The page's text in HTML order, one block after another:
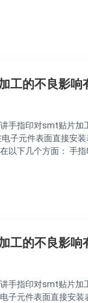
工的不良影响
手指印对smt贴片
子元件表面直接安
以下几个方面： 手
工的不良影响
手指印对smt贴片加
子元件表面直接安